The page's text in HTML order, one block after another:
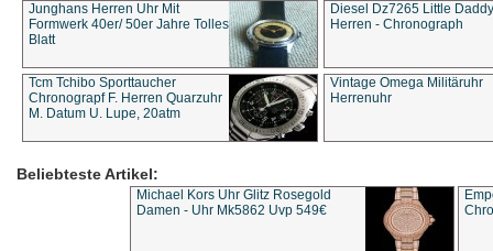
Junghans Herren Uhr Mit
Formwerk 40er/ 50er Jahre Tolles
Blatt
Diesel Dz7265 Little Daddy
Herren - Chronograph
Tcm Tchibo Sporttaucher
Chronograpf F. Herren Quarzuhr
M. Datum U. Lupe, 20atm
Vintage Omega Militäruhr
Herrenuhr
Beliebteste Artikel:
Michael Kors Uhr Glitz Rosegold
Damen - Uhr Mk5862 Uvp 549€